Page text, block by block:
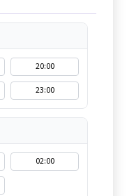
20:00
23:00
02:00